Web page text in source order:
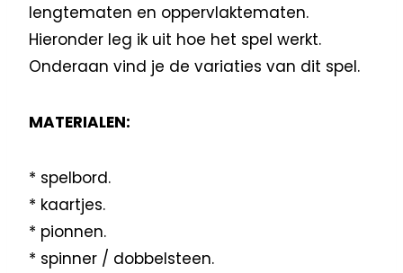
lengtematen en oppervlaktematen.
Hieronder leg ik uit hoe het spel werkt.
Onderaan vind je de variaties van dit spel.
MATERIALEN:
* spelbord.
* kaartjes.
* pionnen.
* spinner / dobbelsteen.